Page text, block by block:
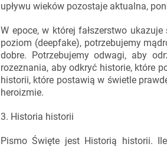
upływu wieków pozostaje aktualna,
W epoce, w której fałszerstwo
poziom (deepfake), potrzebujemy
dobre. Potrzebujemy odwagi, aby
rozeznania, aby odkryć historie, które
historii, które postawią w świetle
heroizmie.
3. Historia historii
Pismo Święte jest Historią historii.